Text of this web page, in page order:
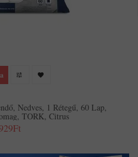
Nedves, 1 Rétegű, 60 Lap,
TORK, Citrus